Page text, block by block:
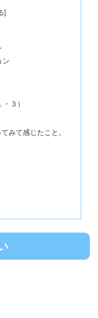
ン
３）
みて感じたこと。